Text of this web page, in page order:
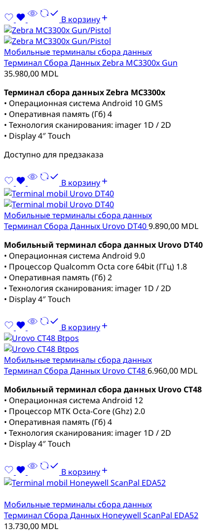
В корзину
Мобильные терминалы сбора данных
Терминал Сбора Данных Zebra MC3300x Gun
35.980,00 MDL
Терминал сбора данных Zebra MC3300x
• Операционная система Android 10 GMS
• Оперативная память (Гб) 4
• Технология сканирования: imager 1D / 2D
• Display 4″ Touch
Доступно для предзаказа
В корзину
Мобильные терминалы сбора данных
Терминал Сбора Данных Urovo DT409.890,00 MDL
Мобильный терминал сбора данных Urovo DT40
• Операционная система Android 9.0
• Процессор Qualcomm Octa core 64bit (ГГц) 1.8
• Оперативная память (Гб) 2
• Технология сканирования: imager 1D / 2D
• Display 4″ Touch
В корзину
Мобильные терминалы сбора данных
Терминал Сбора Данных Urovo CT486.960,00 MDL
Мобильный терминал сбора данных Urovo CT48
• Операционная система Android 12
• Процессор MTK Octa-Core (Ghz) 2.0
• Оперативная память (Гб) 4
• Технология сканирования: imager 1D / 2D
• Display 4″ Touch
В корзину
Мобильные терминалы сбора данных
Терминал Сбора Данных Honeywell ScanPal EDA52
13.730,00 MDL